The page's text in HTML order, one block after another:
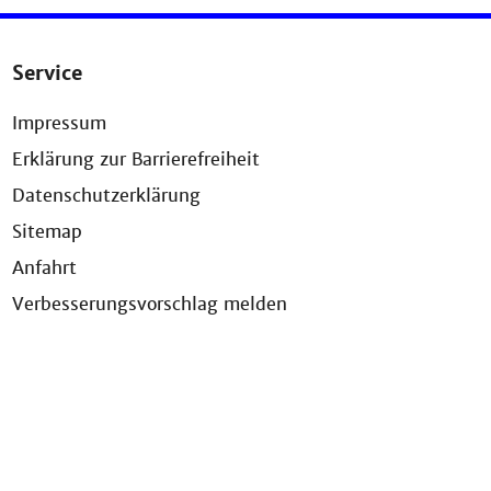
Service
Impressum
Erklärung zur Barrierefreiheit
Datenschutzerklärung
Sitemap
Anfahrt
Verbesserungsvorschlag melden